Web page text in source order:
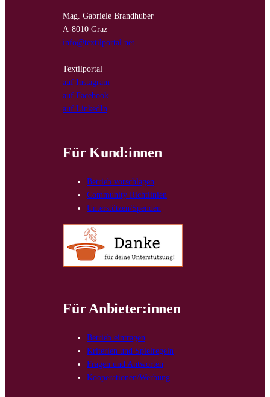
Mag. Gabriele Brandhuber
A-8010 Graz
info@textilportal.net
Textilportal
auf Instagram
auf Facebook
auf LinkedIn
Für Kund:innen
Betrieb vorschlagen
Community Richtlinien
Unterstützen/Spenden
Für Anbieter:innen
Betrieb eintragen
Kriterien und Spielregeln
Fragen und Antworten
Kooperationen/Werbung